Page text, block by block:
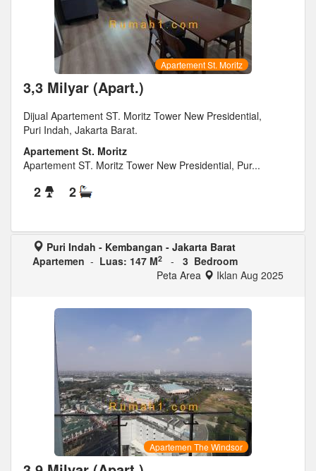
Apartement St. Moritz
3,3 Milyar (Apart.)
Dijual Apartement ST. Moritz Tower New Presidential,
Puri Indah, Jakarta Barat.
Apartement St. Moritz
Apartement ST. Moritz Tower New Presidential, Pur...
2 2
Puri Indah - Kembangan - Jakarta Barat
Apartemen - Luas: 147 M2 - 3 Bedroom
Peta Area
Iklan Aug 2025
Apartemen The Windsor